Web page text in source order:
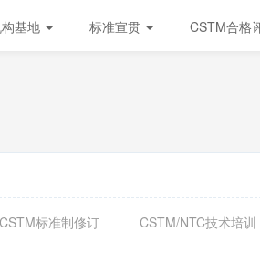
基地 标准宣贯 CSTM合格
CSTM标准制修订 CSTM/NTC技术培训